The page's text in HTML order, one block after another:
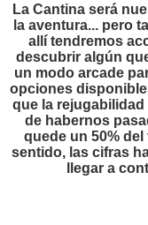
La Cantina será
la aventura... pero
allí tendremos
descubrir algún
un modo arcade
opciones
que la rejugabilidad
de habernos
quede un 50%
sentido, las cifras
llegar a